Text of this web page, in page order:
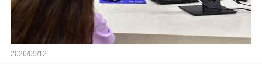
2026/05/12